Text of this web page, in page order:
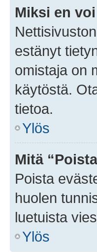
Miksi en
estänyt
omistaja on
käytöstä.
tietoa.
Ylös
Mitä
Poista
huolen
luetuista
Ylös